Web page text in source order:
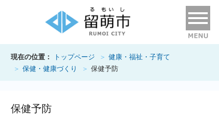
現在の位置： トップページ
健康・福祉・子育て
保健・健康づくり
保健予防
保健予防